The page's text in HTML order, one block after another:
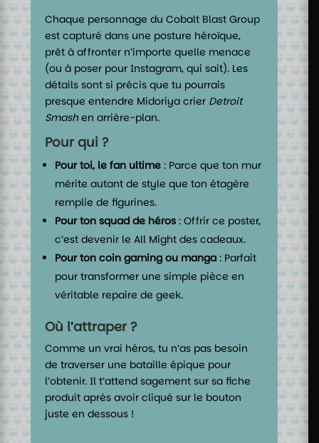
Chaque personnage du Cobalt Blast Group
est capturé dans une posture héroïque,
prêt à affronter n’importe quelle menace
(ou à poser pour Instagram, qui sait). Les
détails sont si précis que tu pourrais
presque entendre Midoriya crier Detroit
Smashen arrière-plan.
Pour qui ?
Pour toi, le fan ultime : Parce que ton mur
mérite autant de style que ton étagère
remplie de figurines.
Pour ton squad de héros : Offrir ce poster,
c’est devenir le All Might des cadeaux.
Pour ton coin gaming ou manga : Parfait
pour transformer une simple pièce en
véritable repaire de geek.
Où l’attraper ?
Comme un vrai héros, tu n’as pas besoin
de traverser une bataille épique pour
l’obtenir. Il t’attend sagement sur sa fiche
produit après avoir cliqué sur le bouton
juste en dessous !